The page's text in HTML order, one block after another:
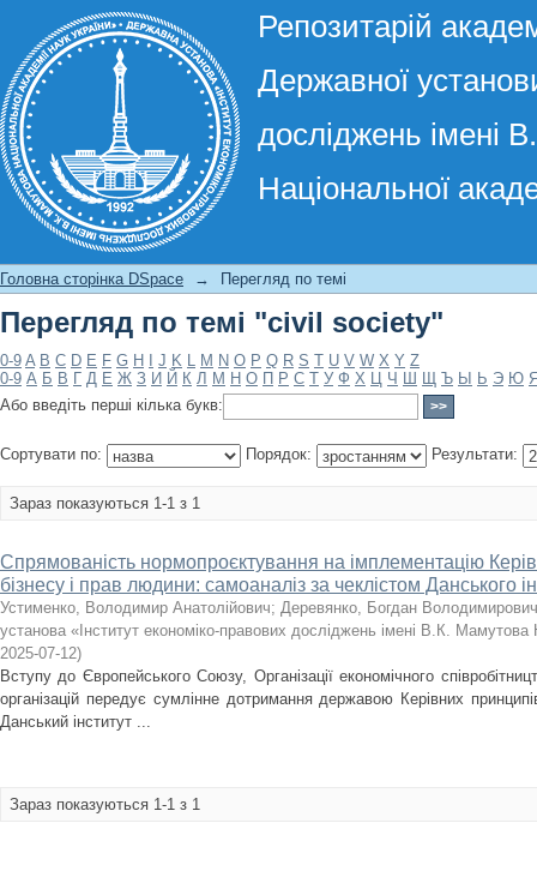
Репозитарій
Державної
досліджень імені
Національної
Перегляд по темі "civil society"
Головна сторінка DSpace → Перегляд по темі
Перегляд по темі "civil society"
0-9 A B C D E F G H J K L M N O P Q R S T U V W X Y Z
0-9 А Б В Г Д Е Ж З И Й К Л М Н О П Р С Т У Ф Х Ц Ч Ш Щ Ъ Ы Ь Э Ю
Або введіть перші кілька букв:
Сортувати по: Порядок: Результати:
Зараз показуються 1-1 з 1
Спрямованість нормопроєктування на імплементацію
бізнесу і прав людини: самоаналіз за чеклістом Данського
Устименко, Володимир Анатолійович; Деревянко, Богдан Володимирович
установа «Інститут економіко-правових досліджень імені В.К. Мамутова
2025-07-12)
Вступу до Європейського Союзу, Організації економічного
організацій передує сумлінне дотримання державою Керівних
Данський інститут ...
Зараз показуються 1-1 з 1